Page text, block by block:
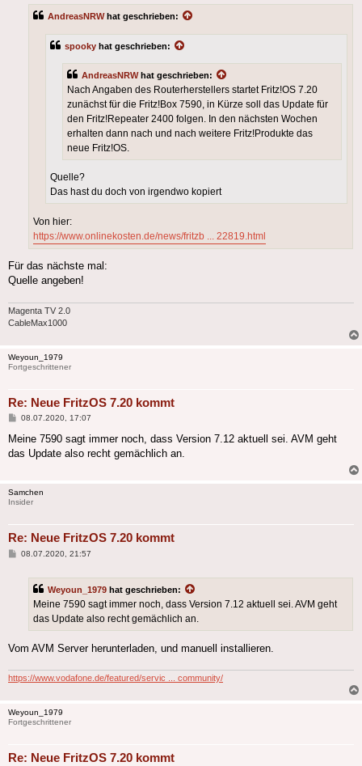
AndreasNRWhat geschrieben:
spooky hat geschrieben:
AndreasNRWhat geschrieben:
Nach Angaben des Routerherstellers startet Fritz!OS 7.20
zunächst für die Fritz!Box 7590, in Kürze soll das Update für
den Fritz!Repeater 2400 folgen. In den nächsten Wochen
erhalten dann nach und nach weitere Fritz!Produkte das
neue Fritz!OS.
Quelle?
Das hast du doch von irgendwo kopiert
Von hier:
https://www.onlinekosten.de/news/fritzb ... 22819.html
Für das nächste mal:
Quelle angeben!
Magenta TV 2.0
CableMax1000
Weyoun_1979
Fortgeschrittener
Re: Neue FritzOS 7.20 kommt
Beitrag
08.07.2020, 17:07
Meine 7590 sagt immer noch, dass Version 7.12 aktuell sei. AVM geht
das Update also recht gemächlich an.
Samchen
Insider
Re: Neue FritzOS 7.20 kommt
Beitrag
08.07.2020, 21:57
Weyoun_1979 hat geschrieben:
Meine 7590 sagt immer noch, dass Version 7.12 aktuell sei. AVM geht
das Update also recht gemächlich an.
Vom AVM Server herunterladen, und manuell installieren.
https://www.vodafone.de/featured/servic ... community/
Weyoun_1979
Fortgeschrittener
Re: Neue FritzOS 7.20 kommt